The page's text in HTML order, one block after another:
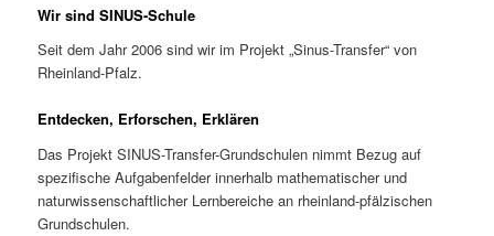
Wir sind SINUS-Schule
Seit dem Jahr 2006 sind wir im Projekt „Sinus-Transfer“ von
Rheinland-Pfalz.
Entdecken, Erforschen, Erklären
Das Projekt SINUS-Transfer-Grundschulen nimmt Bezug auf
spezifische Aufgabenfelder innerhalb mathematischer und
naturwissenschaftlicher Lernbereiche an rheinland-pfälzischen
Grundschulen.